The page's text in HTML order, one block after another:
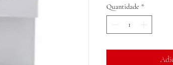
Quantidade *